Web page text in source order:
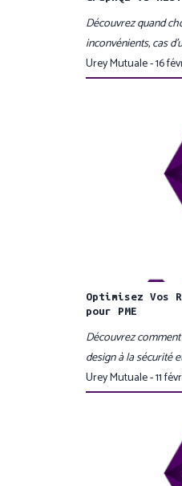
Découvrez quand
inconvénients, cas
Urey Mutuale - 16
Optimisez Vos
pour PME
Découvrez
design à la sécurité
Urey Mutuale - 11